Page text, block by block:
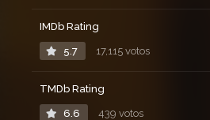
IMDb Rating
5.7 17,115 votos
TMDb Rating
6.6 439 votos